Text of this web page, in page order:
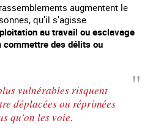
augmentent le
qu’il s’agisse
au travail ou esclavage
commettre des délits ou
vulnérables risquent
déplacées ou réprimées
qu’on les voie.